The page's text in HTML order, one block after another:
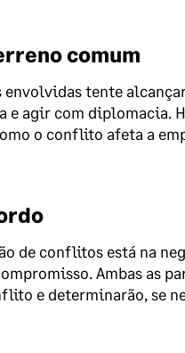
comum
envolvidas tente
agir com diplomacia.
o conflito afeta a
de conflitos está na
Ambas as
e determinarão, se